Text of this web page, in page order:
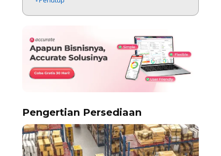
Pengertian Persediaan